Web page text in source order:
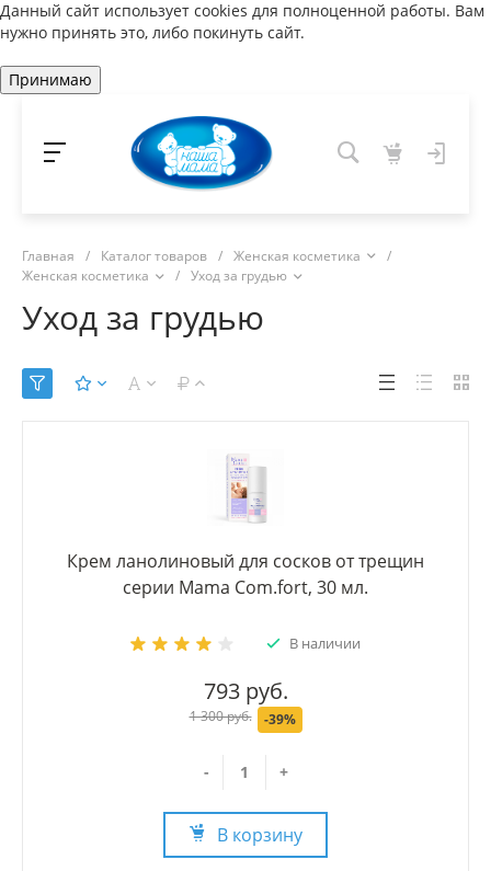
Данный сайт использует cookies для полноценной работы. Вам
нужно принять это, либо покинуть сайт.
Принимаю
Главная / Каталог товаров / Женская косметика
/
Женская косметика
/ Уход за грудью
Уход за грудью
Крем ланолиновый для сосков от трещин
серии Mama Com.fort, 30 мл.
В наличии
793 руб.
1 300 руб. -39%
- +
В корзину